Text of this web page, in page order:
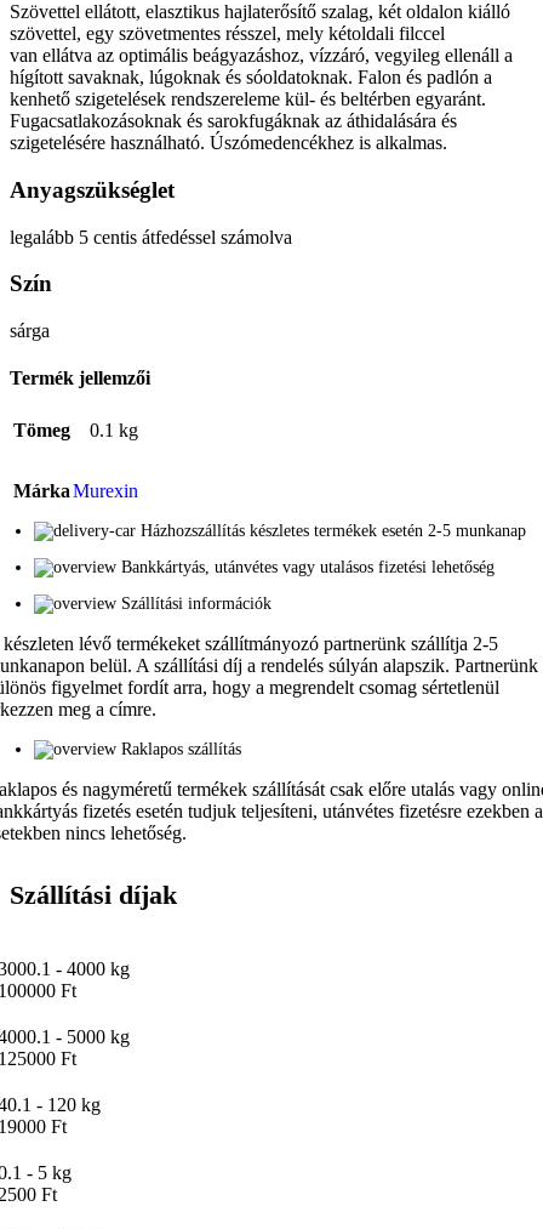
Szövettel ellátott, elasztikus hajlaterősítő szalag, két oldalon kiálló
szövettel, egy szövetmentes résszel, mely kétoldali filccel
van ellátva az optimális beágyazáshoz, vízzáró, vegyileg ellenáll a
hígított savaknak, lúgoknak és sóoldatoknak. Falon és padlón a
kenhető szigetelések rendszereleme kül- és beltérben egyaránt.
Fugacsatlakozásoknak és sarokfugáknak az áthidalására és
szigetelésére használható. Úszómedencékhez is alkalmas.
Anyagszükséglet
legalább 5 centis átfedéssel számolva
Szín
sárga
Termék jellemzői
Tömeg 0.1 kg
MárkaMurexin
Házhozszállítás készletes termékek esetén 2-5 munkanap
Bankkártyás, utánvétes vagy utalásos fizetési lehetőség
Szállítási információk
lévő termékeket szállítmányozó partnerünk szállítja 2-5
belül. A szállítási díj a rendelés súlyán alapszik. Partnerünk
figyelmet fordít arra, hogy a megrendelt csomag sértetlenül
meg a címre.
Raklapos szállítás
és nagyméretű termékek szállítását csak előre utalás vagy
fizetés esetén tudjuk teljesíteni, utánvétes fizetésre ezekben
nincs lehetőség.
Szállítási díjak
- 4000 kg
Ft
- 5000 kg
Ft
- 120 kg
Ft
- 5 kg
Ft